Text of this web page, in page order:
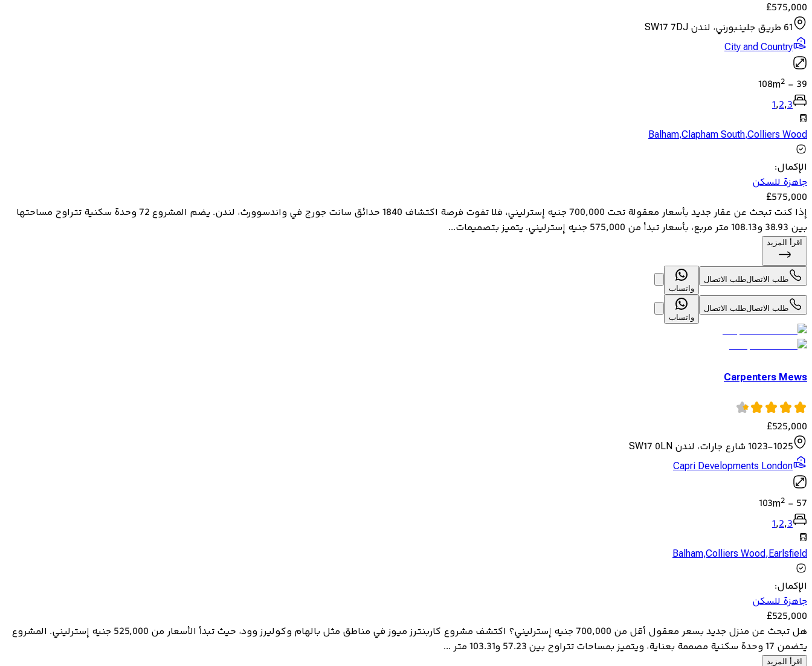
£575,000
61 طريق جلينبورني، لندن SW17 7DJ
City and Country
39
-
108m2
1,2,3
Balham,Clapham South,Colliers Wood
الإكمال:
جاهزة للسكن
£575,000
إذا كنت تبحث عن عقار جديد بأسعار معقولة تحت 700,000 جنيه إسترليني، فلا تفوت فرصة اكتشاف 1840 حدائق سانت جورج في واندسوورث، لندن. يضم المشروع 72 وحدة سكنية تتراوح مساحتها
بين 38.93 و108.13 متر مربع، بأسعار تبدأ من 575,000 جنيه إسترليني. يتميز بتصميمات...
اقرأ المزيد
طلب الاتصالطلب الاتصال
واتساب
طلب الاتصالطلب الاتصال
واتساب
Carpenters Mews
£525,000
1023-1025 شارع جارات، لندن SW17 0LN
Capri Developments London
57
-
103m2
1,2,3
Balham,Colliers Wood,Earlsfield
الإكمال:
جاهزة للسكن
£525,000
هل تبحث عن منزل جديد بسعر معقول أقل من 700,000 جنيه إسترليني؟ اكتشف مشروع كاربنترز ميوز في مناطق مثل بالهام وكوليرز وود، حيث تبدأ الأسعار من 525,000 جنيه إسترليني. المشروع
يتضمن 17 وحدة سكنية مصممة بعناية، ويتميز بمساحات تتراوح بين 57.23 و103.31 متر ...
اقرأ المزيد